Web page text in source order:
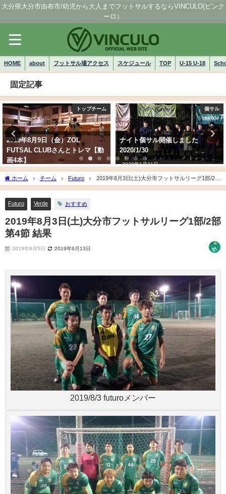
大分県大分市由布市/幼児から大人までフットサルするならVINCULO(ビンク
ーロ）
HOME about フットサル場アクセス スケジュール TOP U-15 U-18
固定記事
トップチーム
2019年8月9日（金）ZOL
FUTSAL CLUBさんとトレマ【動
画4本】
個サル
ナイト個サル開催しました
2020/1/30
2020年1月31日
ホーム チーム Futuro
2019年8月3日(土)大分市フットサルリーグ1部/2部
第4節 結果
Futuro Verde おすすめ
2019年8月3日(土)大分市フットサルリーグ1部/2部
第4節 結果
2019年8月5日 2019年9月13日
2019/8/3 futuroメンバー